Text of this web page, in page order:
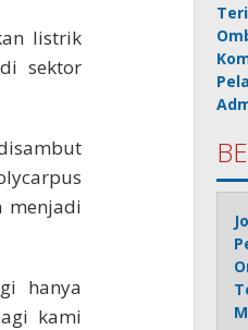
listrik
sektor
menjadi
hanya
kami